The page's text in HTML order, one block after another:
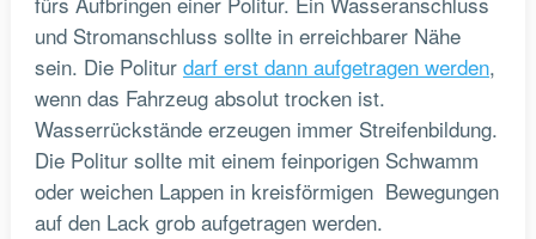
und Stromanschluss sollte in erreichbarer Nähe
sein. Die Politur darf erst dann aufgetragen werden,
wenn das Fahrzeug absolut trocken ist.
Wasserrückstände erzeugen immer Streifenbildung.
Die Politur sollte mit einem feinporigen Schwamm
oder weichen Lappen in kreisförmigen Bewegungen
auf den Lack grob aufgetragen werden.